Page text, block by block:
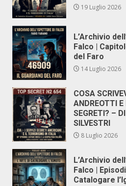
19 Luglio 2026
L’Archivio
Falco |
del Faro
14 Luglio 2026
COSA
ANDREOTTI E
SEGRETI? –
SILVESTRI
8 Luglio 2026
L’Archivio
Falco |
Catalogare